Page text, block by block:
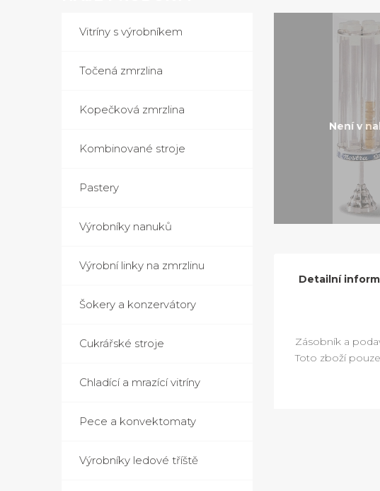
Vitríny s výrobníkem
Točená zmrzlina
Kopečková zmrzlina
Kombinované stroje
Pastery
Výrobníky nanuků
Výrobní linky na zmrzlinu
Šokery a konzervátory
Cukrářské stroje
Chladící a mrazící vitríny
Pece a konvektomaty
Výrobníky ledové tříště
Není v
Detailní
Zásobník a
Toto zboží